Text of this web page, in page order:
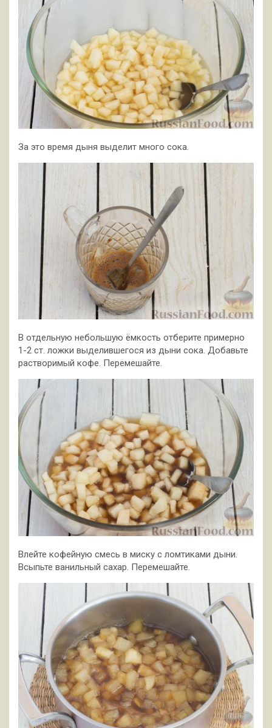
За это время дыня выделит много сока.
В отдельную небольшую ёмкость отберите примерно
1-2 ст. ложки выделившегося из дыни сока. Добавьте
растворимый кофе. Перемешайте.
Влейте кофейную смесь в миску с ломтиками дыни.
Всыпьте ванильный сахар. Перемешайте.